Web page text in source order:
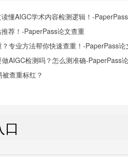
懂AIGC学术内容检测逻辑！-
荐！-PaperPass论文查重
专业方法帮你快速查重！-PaperPass论
AIGC检测吗？怎么测准确-PaperPass
查重标红？